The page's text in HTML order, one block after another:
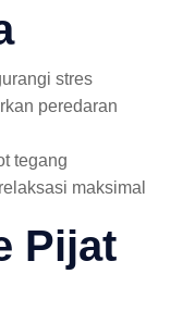
stres
peredaran
tegang
maksimal
Pijat